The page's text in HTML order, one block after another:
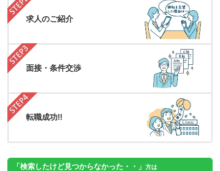
求人のご紹介
面接・条件交渉
転職成功!!
「検索したけど見つからなかった・・」 方は